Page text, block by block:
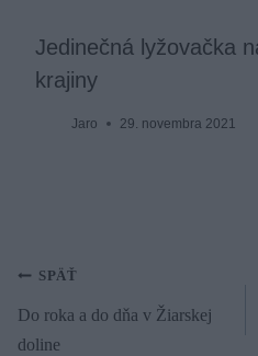
Jedinečná lyžovačka
krajiny
Jaro 29. novembra 2021
Navigácia
SPÄŤ
Do roka a do dňa v Žiarskej
doline